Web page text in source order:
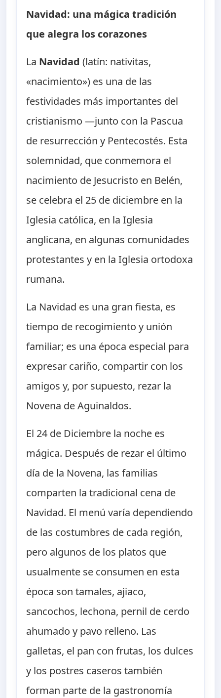
Navidad: una mágica tradición
que alegra los corazones
La Navidad(latín: nativitas,
«nacimiento») es una de las
festividades más importantes del
cristianismo —junto con la Pascua
de resurrección y Pentecostés. Esta
solemnidad, que conmemora el
nacimiento de Jesucristo en Belén,
se celebra el 25 de diciembre en la
Iglesia católica, en la Iglesia
anglicana, en algunas comunidades
protestantes y en la Iglesia ortodoxa
rumana.
La Navidad es una gran fiesta, es
tiempo de recogimiento y unión
familiar; es una época especial para
expresar cariño, compartir con los
amigos y, por supuesto, rezar la
Novena de Aguinaldos.
El 24 de Diciembre la noche es
mágica. Después de rezar el último
día de la Novena, las familias
comparten la tradicional cena de
Navidad. El menú varía dependiendo
de las costumbres de cada región,
pero algunos de los platos que
usualmente se consumen en esta
época son tamales, ajiaco,
sancochos, lechona, pernil de cerdo
ahumado y pavo relleno. Las
galletas, el pan con frutas, los dulces
y los postres caseros también
forman parte de la gastronomía